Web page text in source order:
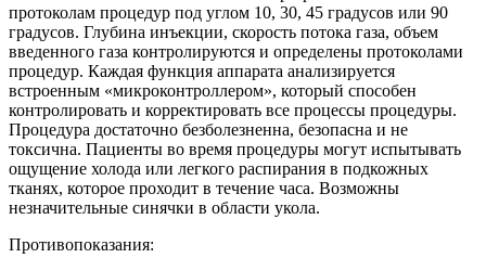
протоколам процедур под углом 10, 30, 45 градусов или 90
градусов. Глубина инъекции, скорость потока газа, объем
введенного газа контролируются и определены протоколами
процедур. Каждая функция аппарата анализируется
встроенным «микроконтроллером», который способен
контролировать и корректировать все процессы процедуры.
Процедура достаточно безболезненна, безопасна и не
токсична. Пациенты во время процедуры могут испытывать
ощущение холода или легкого распирания в подкожных
тканях, которое проходит в течение часа. Возможны
незначительные синячки в области укола.
Противопоказания: